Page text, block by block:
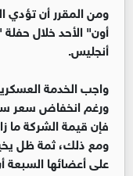
ومن المقرر أن تؤدي
أون" الأحد خلال
أنجليس.
واجب الخدمة
ورغم انخفاض سعر
فإن قيمة الشركة ما
ومع ذلك، ثمة ظل
على أعضائها السبعة